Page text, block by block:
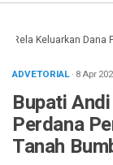
Keluarkan Dana
ADVETORIAL· 8 Apr
Bupati
Perdana
Tanah